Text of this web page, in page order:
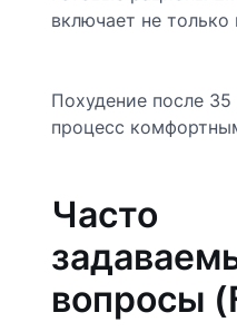
включает не
Похудение после
процесс
Часто
вопросы